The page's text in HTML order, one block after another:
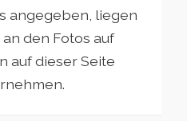
angegeben, liegen
den Fotos auf
auf dieser Seite